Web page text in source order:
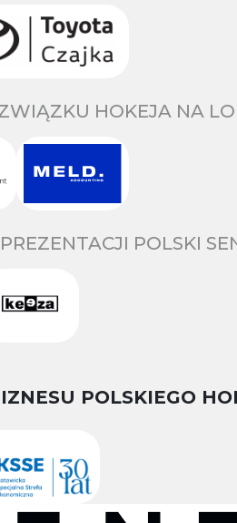
HOKEJA NA
POLSKI
POLSKIEGO